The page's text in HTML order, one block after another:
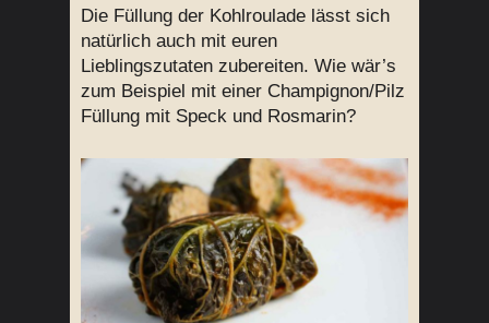
Die Füllung der Kohlroulade lässt sich
natürlich auch mit euren
Lieblingszutaten zubereiten. Wie wär’s
zum Beispiel mit einer Champignon/Pilz
Füllung mit Speck und Rosmarin?